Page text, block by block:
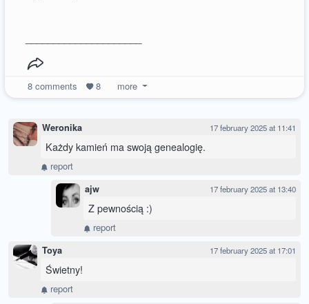
8comments 8 more
Weronika 17 february 2025 at 11:41
Każdy kamień ma swoją genealogię.
report
ajw 17 february 2025 at 13:40
Z pewnością :)
report
Toya 17 february 2025 at 17:01
Świetny!
report